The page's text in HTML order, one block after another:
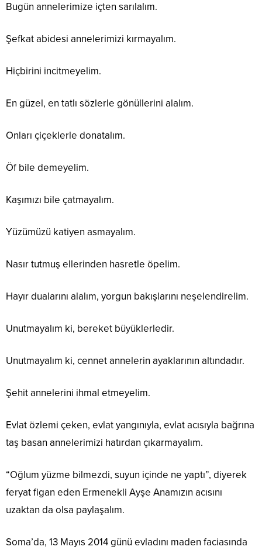
Bugün annelerimize içten sarılalım.
Şefkat abidesi annelerimizi kırmayalım.
Hiçbirini incitmeyelim.
En güzel, en tatlı sözlerle gönüllerini alalım.
Onları çiçeklerle donatalım.
Öf bile demeyelim.
Kaşımızı bile çatmayalım.
Yüzümüzü katiyen asmayalım.
Nasır tutmuş ellerinden hasretle öpelim.
Hayır dualarını alalım, yorgun bakışlarını neşelendirelim.
Unutmayalım ki, bereket büyüklerledir.
Unutmayalım ki, cennet annelerin ayaklarının altındadır.
Şehit annelerini ihmal etmeyelim.
Evlat özlemi çeken, evlat yangınıyla, evlat acısıyla bağrına
taş basan annelerimizi hatırdan çıkarmayalım.
“Oğlum yüzme bilmezdi, suyun içinde ne yaptı”, diyerek
feryat figan eden Ermenekli Ayşe Anamızın acısını
uzaktan da olsa paylaşalım.
Soma’da, 13 Mayıs 2014 günü evladını maden faciasında